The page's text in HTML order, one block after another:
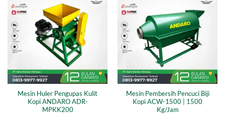
Mesin Huler Pengupas Kulit
Kopi ANDARO ADR-
MPKK200
Mesin Pembersih Pencuci Biji
Kopi ACW-1500 | 1500
Kg/Jam